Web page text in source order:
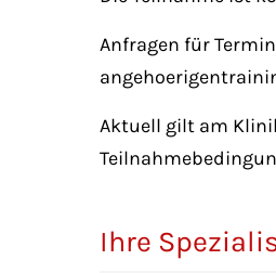
Anfragen für
Aktuell gilt am
Ihre